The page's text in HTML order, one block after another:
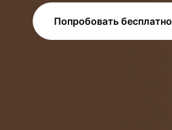
Попробовать бесплатно